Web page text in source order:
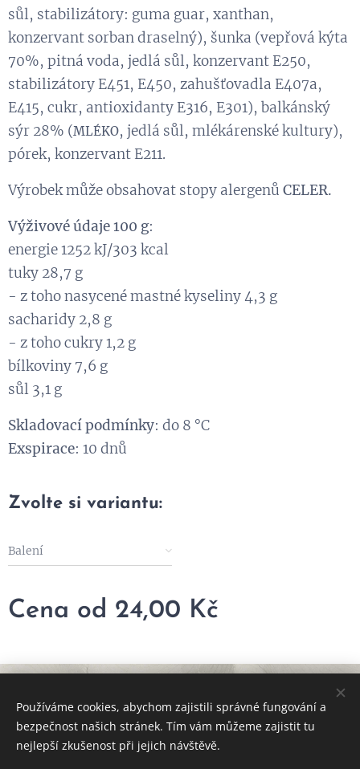
sůl, stabilizátory: guma guar, xanthan,
konzervant sorban draselný), šunka (vepřová kýta
70%, pitná voda, jedlá sůl, konzervant E250,
stabilizátory E451, E450, zahušťovadla E407a,
E415, cukr, antioxidanty E316, E301), balkánský
sýr 28% (MLÉKO, jedlá sůl, mlékárenské kultury),
pórek, konzervant E211.
Výrobek může obsahovat stopy alergenů CELER.
Výživové údaje 100 g:
energie 1252 kJ/303 kcal
tuky 28,7 g
- z toho nasycené mastné kyseliny 4,3 g
sacharidy 2,8 g
- z toho cukry 1,2 g
bílkoviny 7,6 g
sůl 3,1 g
Skladovací podmínky: do 8 °C
Exspirace: 10 dnů
Zvolte si variantu:
Balení
Cena od 24,00 Kč
Vytvořeno službouWebnode Cookies
Používáme cookies, abychom zajistili správné fungování a
bezpečnost našich stránek. Tím vám můžeme zajistit tu
nejlepší zkušenost při jejich návštěvě.